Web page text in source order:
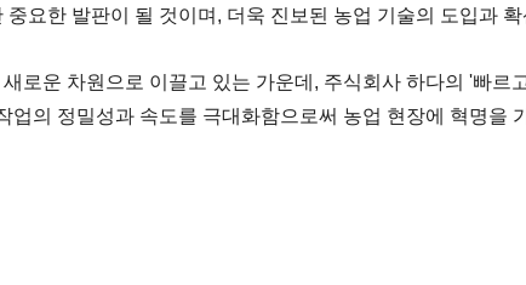
요한 발판이 될 것이며, 더욱 진보된 농업 기술의 도입과
로운 차원으로 이끌고 있는 가운데, 주식회사 하다의 '빠르
업의 정밀성과 속도를 극대화함으로써 농업 현장에 혁명을